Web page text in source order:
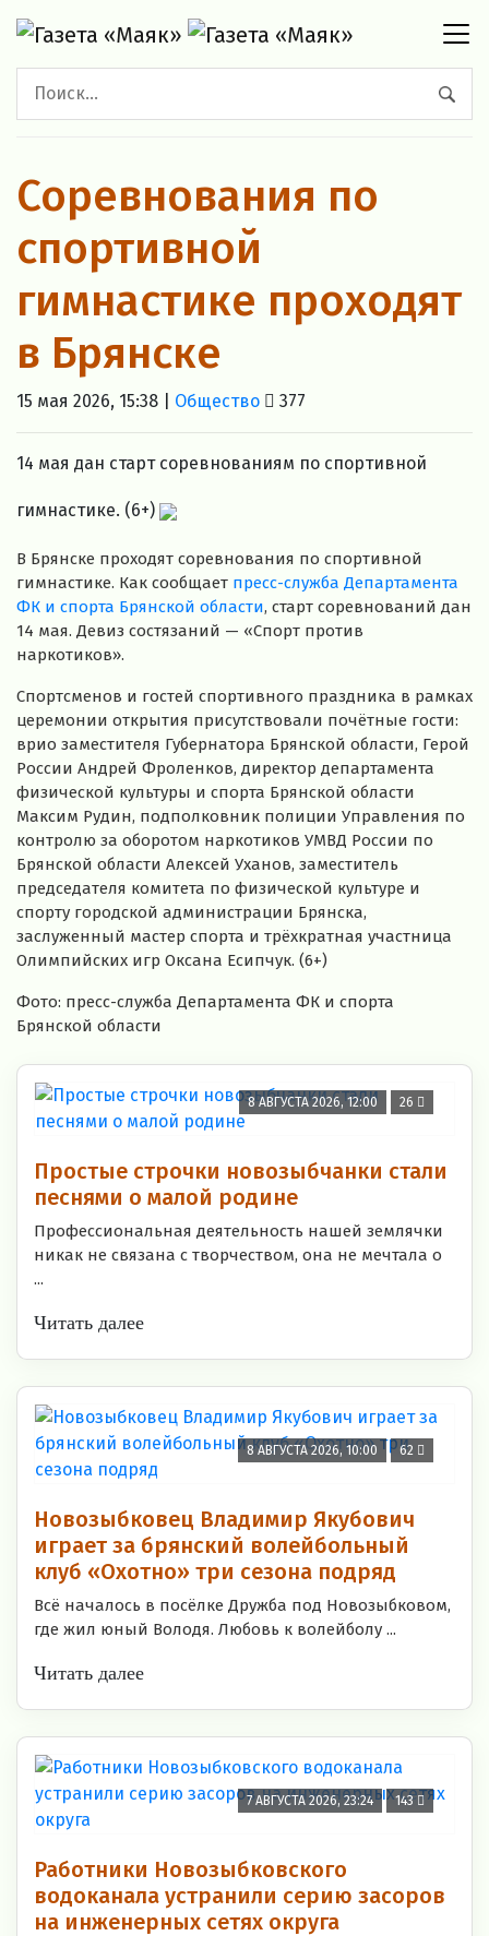
Соревнования по
спортивной
гимнастике проходят
в Брянске
15 мая 2026, 15:38 | Общество 377
14 мая дан старт соревнованиям по спортивной
гимнастике. (6+)
В Брянске проходят соревнования по спортивной
гимнастике. Как сообщает пресс-служба Департамента
ФК и спорта Брянской области, старт соревнований дан
14 мая. Девиз состязаний — «Спорт против
наркотиков».
Спортсменов и гостей спортивного праздника в рамках
церемонии открытия присутствовали почётные гости:
врио заместителя Губернатора Брянской области, Герой
России Андрей Фроленков, директор департамента
физической культуры и спорта Брянской области
Максим Рудин, подполковник полиции Управления по
контролю за оборотом наркотиков УМВД России по
Брянской области Алексей Уханов, заместитель
председателя комитета по физической культуре и
спорту городской администрации Брянска,
заслуженный мастер спорта и трёхкратная участница
Олимпийских игр Оксана Есипчук. (6+)
Фото: пресс-служба Департамента ФК и спорта
Брянской области
8 АВГУСТА 2026, 12:00 26
Простые строчки новозыбчанки стали
песнями о малой родине
Профессиональная деятельность нашей землячки
никак не связана с творчеством, она не мечтала о
...
Читать далее
8 АВГУСТА 2026, 10:00 62
Новозыбковец Владимир Якубович
играет за брянский волейбольный
клуб «Охотно» три сезона подряд
Всё началось в посёлке Дружба под Новозыбковом,
где жил юный Володя. Любовь к волейболу ...
Читать далее
7 АВГУСТА 2026, 23:24 143
Работники Новозыбковского
водоканала устранили серию засоров
на инженерных сетях округа